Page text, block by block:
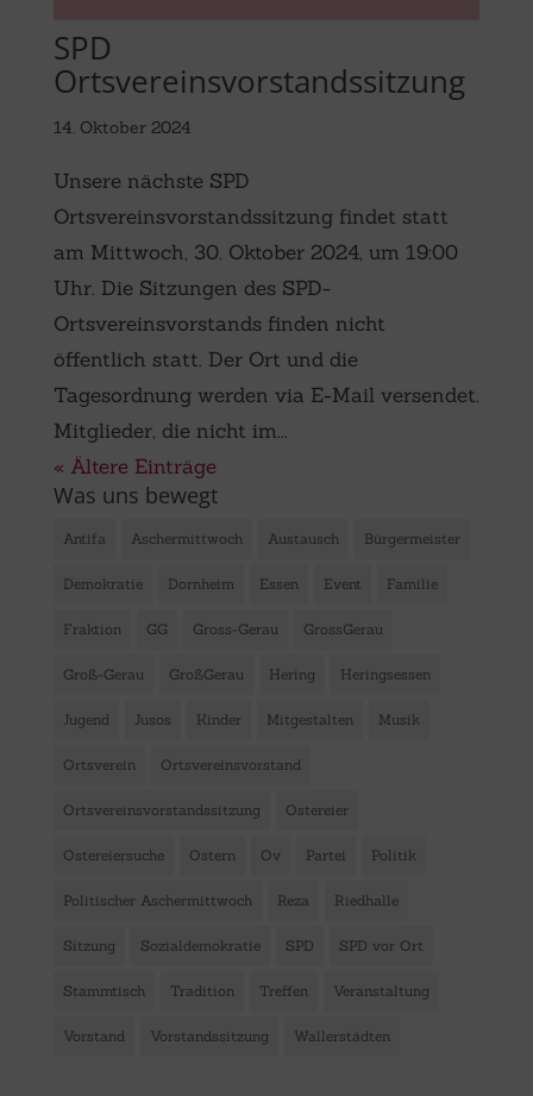
SPD
Ortsvereinsvorstandssitzung
14. Oktober 2024
Unsere nächste SPD
Ortsvereinsvorstandssitzung findet statt
am Mittwoch, 30. Oktober 2024, um 19:00
Uhr. Die Sitzungen des SPD-
Ortsvereinsvorstands finden nicht
öffentlich statt. Der Ort und die
Tagesordnung werden via E-Mail versendet.
Mitglieder, die nicht im...
« Ältere Einträge
Was uns bewegt
Antifa Aschermittwoch Austausch Bürgermeister
Demokratie Dornheim Essen Event Familie
Fraktion GG Gross-Gerau GrossGerau
Groß-Gerau GroßGerau Hering Heringsessen
Jugend Jusos Kinder Mitgestalten Musik
Ortsverein Ortsvereinsvorstand
Ortsvereinsvorstandssitzung Ostereier
Ostereiersuche Ostern Ov Partei Politik
Politischer Aschermittwoch Reza Riedhalle
Sitzung Sozialdemokratie SPD SPD vor Ort
Stammtisch Tradition Treffen Veranstaltung
Vorstand Vorstandssitzung Wallerstädten